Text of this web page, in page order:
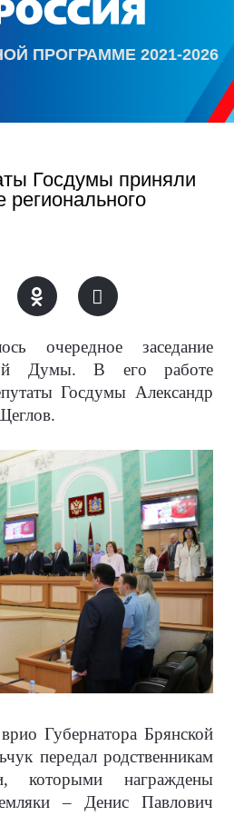
ПРОГРАММЕ 2021-2026
Госдумы приняли
регионального
очередное заседание
Думы. В его работе
Госдумы Александр
Губернатора Брянской
передал родственникам
которыми награждены
– Денис Павлович